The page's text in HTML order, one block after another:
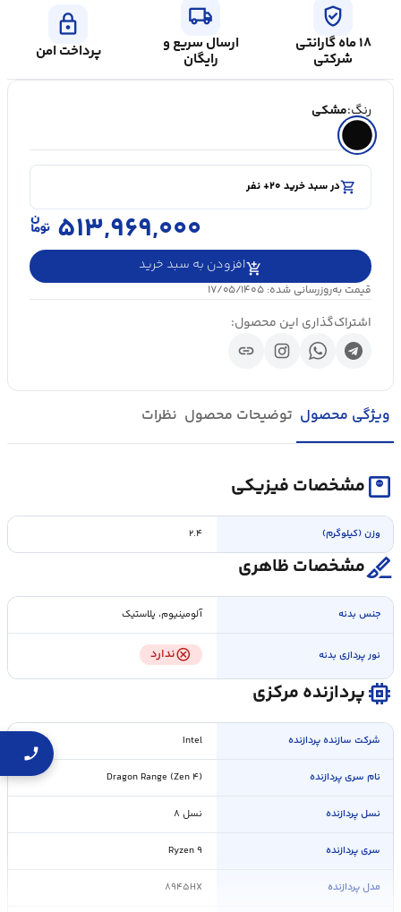
verified_user
۱۸ ماه گارانتی
شرکتی
local_shipping
ارسال سریع و
رایگان
lock
پرداخت امن
رنگ:مشکی
shopping_cartدر سبد خرید ۲۰+ نفر
visibility۵۰۰۰+ بازدید در ۲۴ ساعت اخیر
shopping_cartدر سبد خرید ۲۰+ نفر
۵۱۳,۹۶۹,۰۰۰
افزودن به سبد خرید
قیمت به‌روزرسانی شده: ۱۷/۰۵/۱۴۰۵
اشتراک‌گذاری این محصول:
link
ویژگی محصول توضیحات محصول نظرات
monitor_weightمشخصات فیزیکی
وزن (کیلوگرم) ۲.۴
surgicalمشخصات ظاهری
جنس بدنه آلومینیوم، پلاستیک
نور پردازی بدنه cancelندارد
memoryپردازنده مرکزی
شرکت سازنده پردازنده Intel
نام سری پردازنده Dragon Range (Zen ۴)
نسل پردازنده نسل ۸
سری پردازنده Ryzen ۹
مدل پردازنده ۸۹۴۵HX